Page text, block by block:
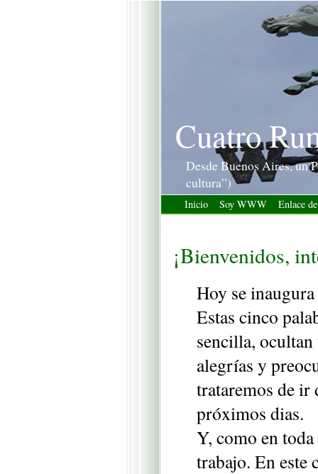
Cuatro
Desde Buenos Aires, un
cultura”)
Inicio Soy WWW Enlace
¡Bienvenidos,
Hoy se
Estas cinco
sencilla,
alegrías y
trataremos de ir
próximos dias.
Y, como en
trabajo. En este